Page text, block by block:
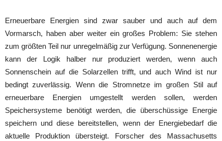
Erneuerbare Energien sind zwar sauber und auch auf dem
Vormarsch, haben aber weiter ein großes Problem: Sie stehen
zum größten Teil nur unregelmäßig zur Verfügung. Sonnenenergie
kann der Logik halber nur produziert werden, wenn auch
Sonnenschein auf die Solarzellen trifft, und auch Wind ist nur
bedingt zuverlässig. Wenn die Stromnetze im großen Stil auf
erneuerbare Energien umgestellt werden sollen, werden
Speichersysteme benötigt werden, die überschüssige Energie
speichern und diese bereitstellen, wenn der Energiebedarf die
aktuelle Produktion übersteigt. Forscher des Massachusetts